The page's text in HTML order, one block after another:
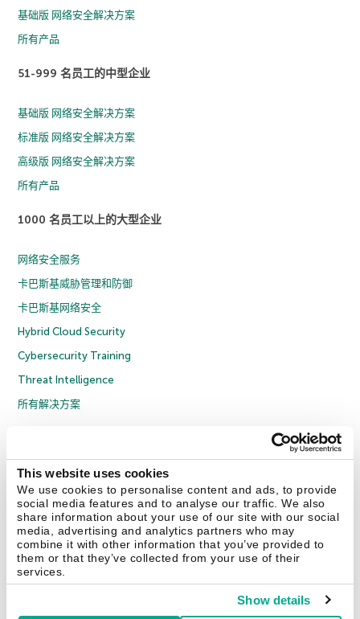
This website uses cookies
We use cookies to personalise content and ads, to provide
social media features and to analyse our traffic. We also
share information about your use of our site with our social
media, advertising and analytics partners who may
combine it with other information that you’ve provided to
them or that they’ve collected from your use of their
services.
Show details
基础版 网络安全解决方案
所有产品
51-999 名员工的中型企业
基础版 网络安全解决方案
标准版 网络安全解决方案
高级版 网络安全解决方案
所有产品
1000 名员工以上的大型企业
网络安全服务
卡巴斯基威胁管理和防御
卡巴斯基网络安全
Hybrid Cloud Security
Cybersecurity Training
Threat Intelligence
所有解决方案
隐私策略
反腐败政策
许可协议 B2B
京ICP备12053225号
京公网安备 11010102001169号
联系我们 关于我们 合作伙伴 Blog 资源中心 新闻稿
Securelist Eugene Personal Blog